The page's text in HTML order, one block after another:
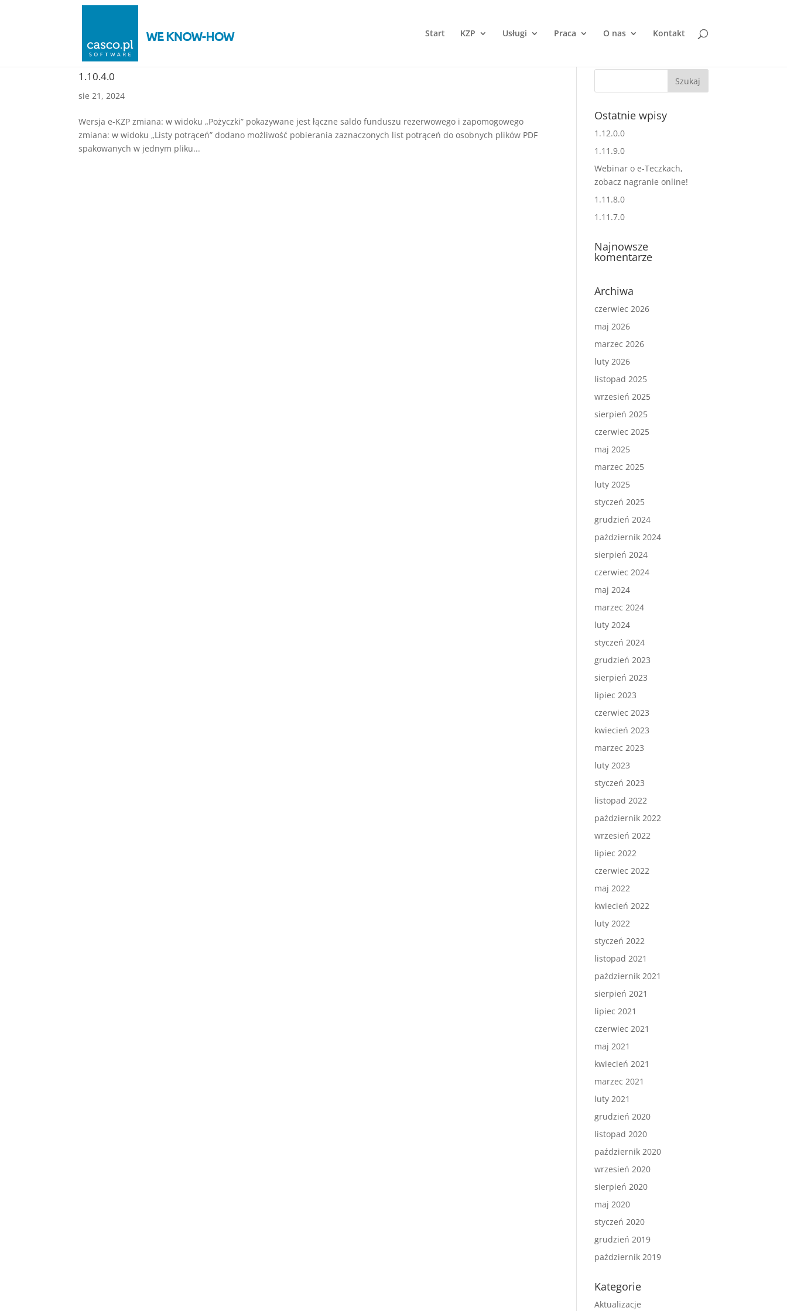
Start KZP Usługi Praca O nas Kontakt
1.10.4.0
sie 21, 2024
Wersja e-KZP zmiana: w widoku „Pożyczki” pokazywane jest łączne saldo funduszu rezerwowego i zapomogowego
zmiana: w widoku „Listy potrąceń” dodano możliwość pobierania zaznaczonych list potrąceń do osobnych plików PDF
spakowanych w jednym pliku...
Ostatnie wpisy
1.12.0.0
1.11.9.0
Webinar o e-Teczkach,
zobacz nagranie online!
1.11.8.0
1.11.7.0
Najnowsze
komentarze
Archiwa
czerwiec 2026
maj 2026
marzec 2026
luty 2026
listopad 2025
wrzesień 2025
sierpień 2025
czerwiec 2025
maj 2025
marzec 2025
luty 2025
styczeń 2025
grudzień 2024
październik 2024
sierpień 2024
czerwiec 2024
maj 2024
marzec 2024
luty 2024
styczeń 2024
grudzień 2023
sierpień 2023
lipiec 2023
czerwiec 2023
kwiecień 2023
marzec 2023
luty 2023
styczeń 2023
listopad 2022
październik 2022
wrzesień 2022
lipiec 2022
czerwiec 2022
maj 2022
kwiecień 2022
luty 2022
styczeń 2022
listopad 2021
październik 2021
sierpień 2021
lipiec 2021
czerwiec 2021
maj 2021
kwiecień 2021
marzec 2021
luty 2021
grudzień 2020
listopad 2020
październik 2020
wrzesień 2020
sierpień 2020
maj 2020
styczeń 2020
grudzień 2019
październik 2019
Kategorie
Aktualizacje